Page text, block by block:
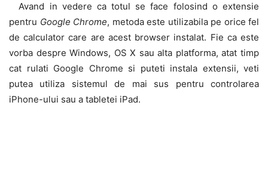
Avand in vedere ca totul se face folosind o extensie
pentru Google Chrome, metoda este utilizabila pe orice fel
de calculator care are acest browser instalat. Fie ca este
vorba despre Windows, OS X sau alta platforma, atat timp
cat rulati Google Chrome si puteti instala extensii, veti
putea utiliza sistemul de mai sus pentru controlarea
iPhone-ului sau a tabletei iPad.